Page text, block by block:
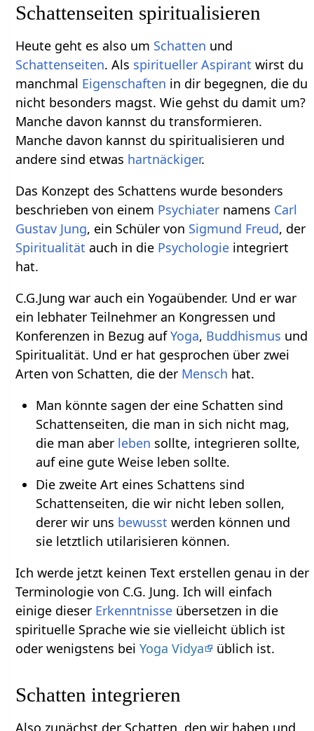
Schattenseiten spiritualisieren
Heute geht es also um Schatten und
Schattenseiten. Als spiritueller Aspirant wirst du
manchmal Eigenschaften in dir begegnen, die du
nicht besonders magst. Wie gehst du damit um?
Manche davon kannst du transformieren.
Manche davon kannst du spiritualisieren und
andere sind etwas hartnäckiger.
Das Konzept des Schattens wurde besonders
beschrieben von einem Psychiater namens Carl
Gustav Jung, ein Schüler von Sigmund Freud, der
Spiritualität auch in die Psychologie integriert
hat.
C.G.Jung war auch ein Yogaübender. Und er war
ein lebhater Teilnehmer an Kongressen und
Konferenzen in Bezug aufYoga, Buddhismus und
Spiritualität. Und er hat gesprochen über zwei
Arten von Schatten, die der Mensch hat.
Man könnte sagen der eine Schatten sind
Schattenseiten, die man in sich nicht mag,
die man aber leben sollte, integrieren sollte,
auf eine gute Weise leben sollte.
Die zweite Art eines Schattens sind
Schattenseiten, die wir nicht leben sollen,
derer wir uns bewusst werden können und
sie letztlich utilarisieren können.
Ich werde jetzt keinen Text erstellen genau in der
Terminologie von C.G. Jung. Ich will einfach
einige dieser Erkenntnisse übersetzen in die
spirituelle Sprache wie sie vielleicht üblich ist
oder wenigstens beiYoga Vidya üblich ist.
Schatten integrieren